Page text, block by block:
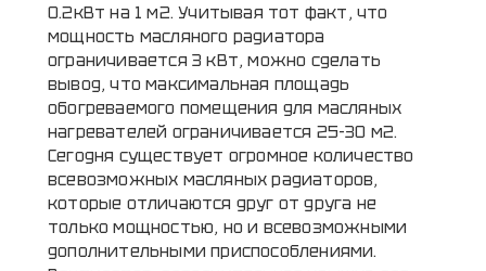
0.2кВт на 1 м2. Учитывая тот факт, что
мощность масляного радиатора
ограничивается 3 кВт, можно сделать
вывод, что максимальная площадь
обогреваемого помещения для масляных
нагревателей ограничивается 25-30 м2.
Сегодня существует огромное количество
всевозможных масляных радиаторов,
которые отличаются друг от друга не
только мощностью, но и всевозможными
дополнительными приспособлениями.